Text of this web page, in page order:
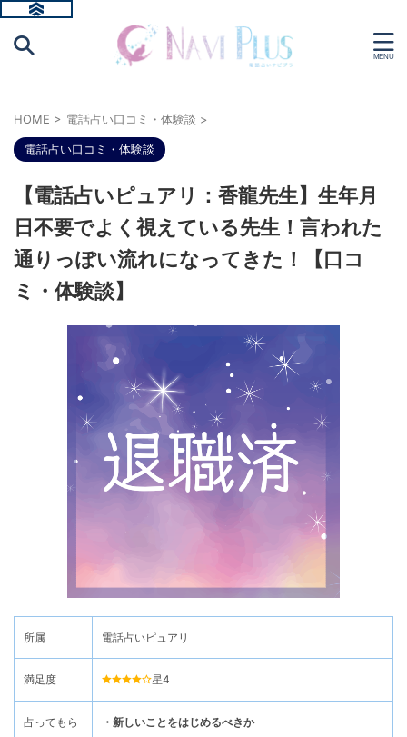
HOME > 電話占い口コミ・体験談 >
電話占い口コミ・体験談
【電話占いピュアリ：香龍先生】生年月
日不要でよく視えている先生！言われた
通りっぽい流れになってきた！【口コ
ミ・体験談】
所属 電話占いピュアリ
満足度 星4
占ってもら
・新しいことをはじめるべきか